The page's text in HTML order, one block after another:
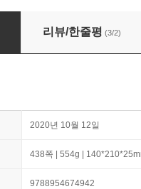
리뷰/한줄평 (3/2)
2020년 10월 12일
438쪽 | 554g |
9788954674942